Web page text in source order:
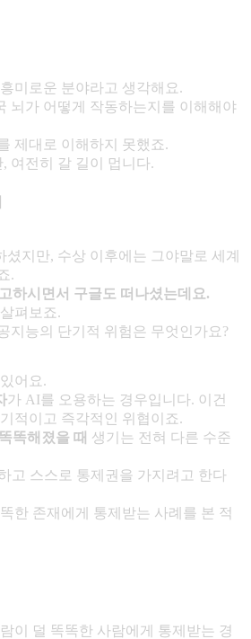
미로운 분야라고 생각해요.
뇌가 어떻게 작동하는지를 이해해야
제대로 이해하지 못했죠.
여전히 갈 길이 멉니다.
셨지만, 수상 이후에는 그야말로 세계
.
하시면서 구글도 떠나셨는데요.
펴보죠.
지능의 단기적 위험은 무엇인가요?
어요.
가 AI를 오용하는 경우입니다. 이건
적이고 즉각적인 위협이죠.
똑해졌을 때 생기는 전혀 다른 수준
고 스스로 통제권을 가지려고 한다
한 존재에게 통제받는 사례를 본 적
이 덜 똑똑한 사람에게 통제받는 경